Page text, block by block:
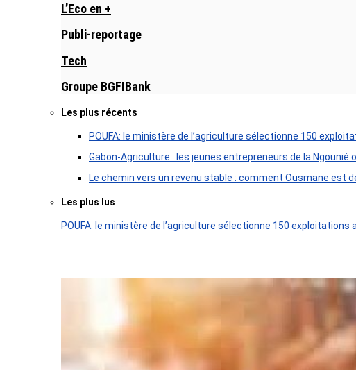
L’Eco en +
Publi-reportage
Tech
Groupe BGFIBank
Les plus récents
POUFA: le ministère de l’agriculture sélectionne 150
Gabon-Agriculture : les jeunes entrepreneurs de la Ngounié
Le chemin vers un revenu stable : comment Ousmane est
Les plus lus
POUFA: le ministère de l’agriculture sélectionne 150 exploitations